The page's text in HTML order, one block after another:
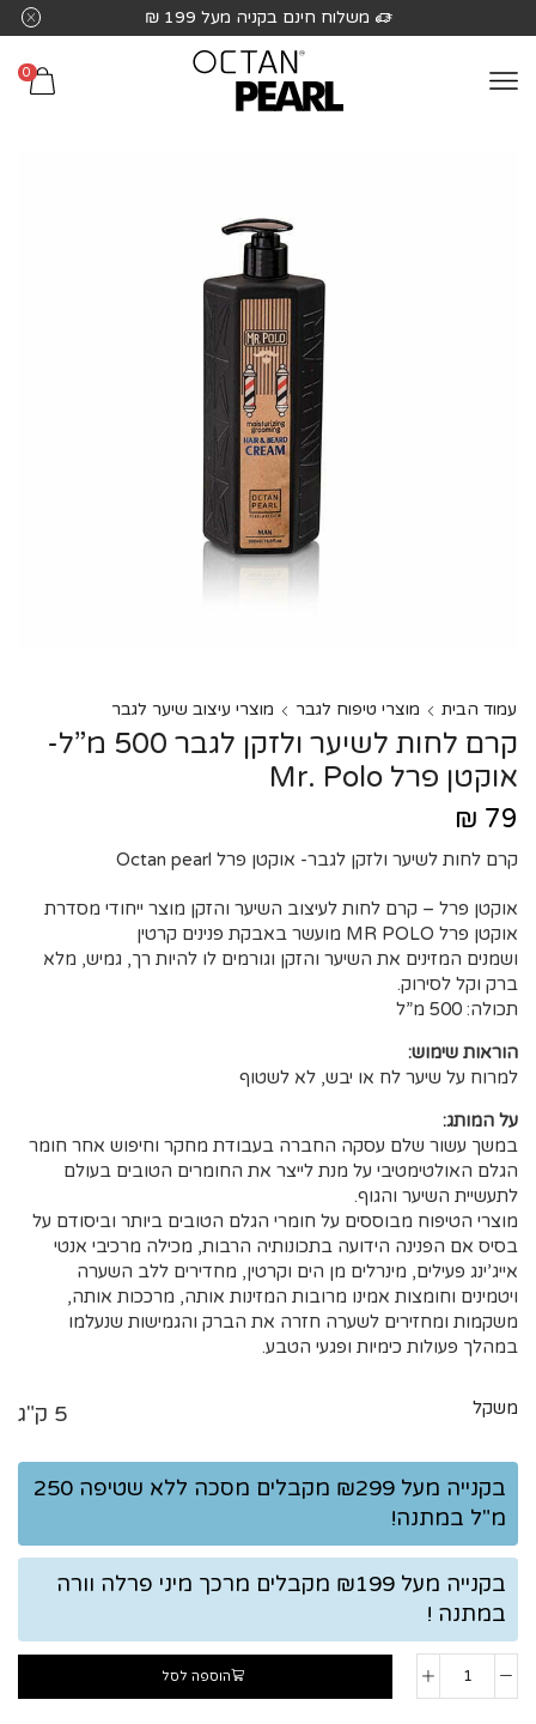
לֵב:
בְּאֲתָר
משלוח חינם בקניה מעל 199 ₪
0
עמוד הבית מוצרי טיפוח לגבר מוצרי עיצוב שיער לגבר
קרם לחות לשיער ולזקן לגבר 500 מ”ל-
אוקטן פרל Mr. Polo
₪ 79
קרם לחות לשיער ולזקן לגבר- אוקטן פרל Octan pearl
אוקטן פרל – קרם לחות לעיצוב השיער והזקן מוצר ייחודי מסדרת
אוקטן פרל MR POLO מועשר באבקת פנינים קרטין
ושמנים המזינים את השיער והזקן וגורמים לו להיות רך, גמיש, מלא
ברק וקל לסירוק.
תכולה: 500 מ”ל
הוראות שימוש:
למרוח על שיער לח או יבש, לא לשטוף
על המותג:
במשך עשור שלם עסקה החברה בעבודת מחקר וחיפוש אחר חומר
הגלם האולטימטיבי על מנת לייצר את החומרים הטובים בעולם
לתעשיית השיער והגוף.
מוצרי הטיפוח מבוססים על חומרי הגלם הטובים ביותר וביסודם על
בסיס אם הפנינה הידועה בתכונותיה הרבות, מכילה מרכיבי אנטי
אייג’ינג פעילים, מינרלים מן הים וקרטין, מחדירים ללב השערה
ויטמינים וחומצות אמינו מרובות המזינות אותה, מרככות אותה,
משקמות ומחזירים לשערה חזרה את הברק והגמישות שנעלמו
במהלך פעולות כימיות ופגעי הטבע.
משקל 5 ק"ג
בקנייה מעל ₪299 מקבלים מסכה ללא שטיפה 250
מ"ל במתנה!
בקנייה מעל ₪199 מקבלים מרכך מיני פרלה וורה
במתנה !
הוספה לסל